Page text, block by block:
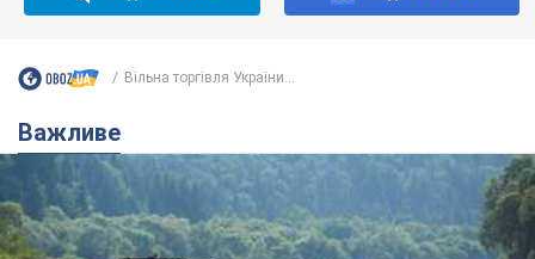
Вільна торгівля України...
Важливе